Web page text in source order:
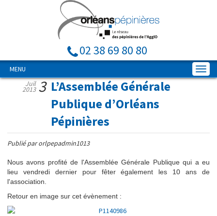
02 38 69 80 80
MENU
L’Assemblée Générale
Publique d’Orléans
Pépinières
Juil
2013 3
Publié par orlpepadmin1013
Nous avons profité de l'Assemblée Générale Publique qui a eu
lieu vendredi dernier pour fêter également les 10 ans de
l'association.
Retour en image sur cet évènement :